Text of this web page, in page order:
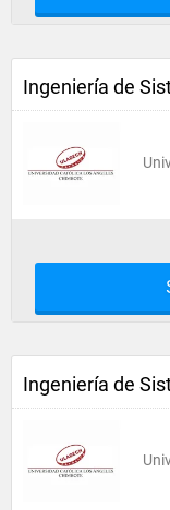
Ingeniería de
Ingeniería de